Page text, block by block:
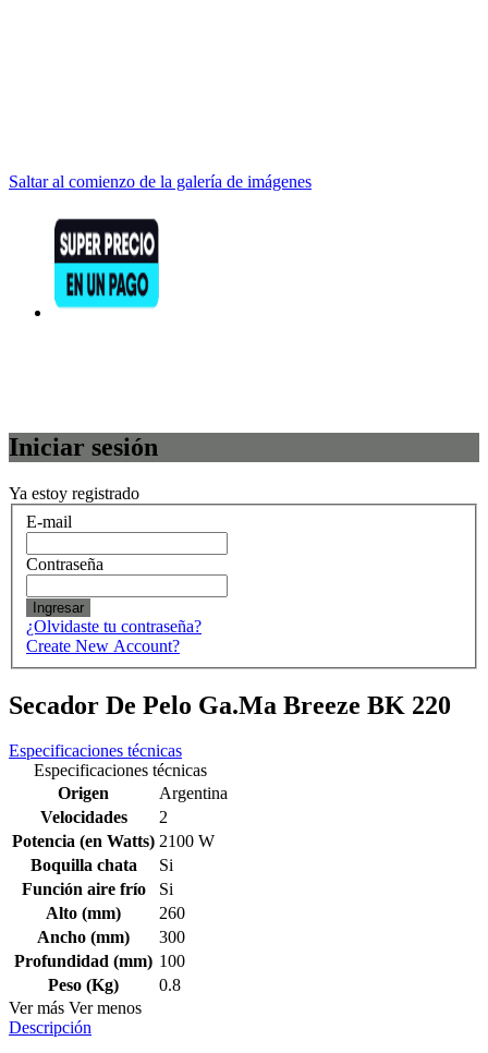
Saltar al comienzo de la galería de imágenes
Iniciar sesión
Ya estoy registrado
E-mail
Contraseña
Ingresar
¿Olvidaste tu contraseña?
Create New Account?
Secador De Pelo Ga.Ma Breeze BK 220
Especificaciones técnicas
Especificaciones técnicas
Origen
Argentina
Velocidades
2
Potencia (en Watts) 2100 W
Boquilla chata
Si
Función aire frío
Si
Alto (mm)
260
Ancho (mm)
300
Profundidad (mm) 100
Peso (Kg)
0.8
Ver más Ver menos
Descripción